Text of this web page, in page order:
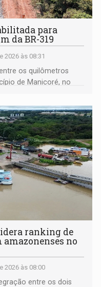
para
da BR-319
2026 às 08:31
os quilômetros
de Manicoré, no
ranking de
amazonenses no
2026 às 08:00
entre os dois